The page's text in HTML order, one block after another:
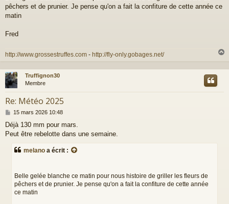
g
pêchers et de prunier. Je pense qu'on a fait la confiture de cette année ce
matin
Fred
http://www.grossestruffes.com - http://fly-only.gobages.net/
u
Truffignon30
Membre
Re: Météo 2025
M
s
s
a
15 mars 2026 10:48
Déjà 130 mm pour mars.
Peut être rebelotte dans une semaine.
melano a écrit :
Belle gelée blanche ce matin pour nous histoire de griller les fleurs de
pêchers et de prunier. Je pense qu'on a fait la confiture de cette année
ce matin